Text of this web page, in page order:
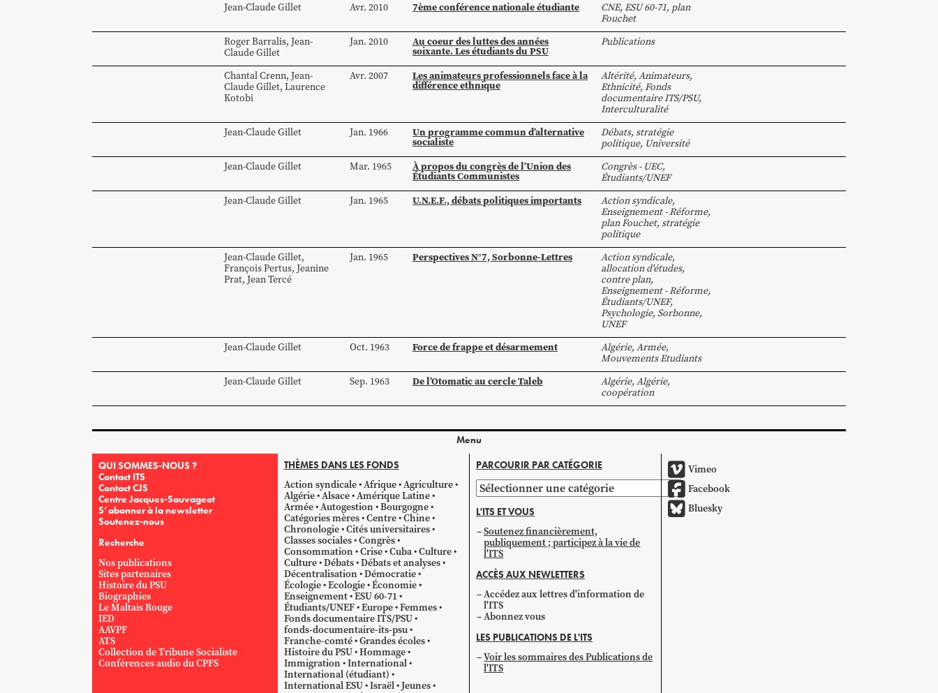
Jean-ClaudeGillet Avr. 2010 7ème conférence nationale étudiante CNE, ESU 60-71, plan
Fouchet
RogerBarralis, Jean-
ClaudeGillet
Jan. 2010 Au coeur des luttes des années
soixante. Les étudiants du PSU
Publications
ChantalCrenn, Jean-
ClaudeGillet, Laurence
Kotobi
Avr. 2007 Les animateurs professionnels face à la
différence ethnique
Altérité, Animateurs,
Ethnicité, Fonds
documentaire ITS/PSU,
Interculturalité
Jean-ClaudeGillet Jan. 1966 Un programme commun d’alternative
socialiste
Débats, stratégie
politique, Université
Jean-ClaudeGillet Mar. 1965 À propos du congrès de l’Union des
Étudiants Communistes
Congrès - UEC,
Étudiants/UNEF
Jean-ClaudeGillet Jan. 1965 U.N.E.F., débats politiques importants Action syndicale,
Enseignement - Réforme,
plan Fouchet, stratégie
politique
Jean-ClaudeGillet,
FrançoisPertus, Jeanine
Prat, JeanTercé
Jan. 1965 Perspectives N°7, Sorbonne-Lettres Action syndicale,
allocation d'études,
contre plan,
Enseignement - Réforme,
Étudiants/UNEF,
Psychologie, Sorbonne,
UNEF
Jean-ClaudeGillet Oct. 1963 Force de frappe et désarmement Algérie, Armée,
Mouvements Etudiants
Jean-ClaudeGillet Sep. 1963 De l’Otomatic au cercle Taleb Algérie, Algérie,
coopération
Menu
QUI SOMMES-NOUS ?
Contact ITS
Contact CJS
Centre Jacques-Sauvageot
S’abonner à la newsletter
Soutenez-nous
Recherche
Nos publications
Sites partenaires
Histoire du PSU
Biographies
Le Maltais Rouge
IED
AAVPF
ATS
Collection de Tribune Socialiste
Conférences audio du CPFS
THÈMES DANS LES FONDS
Action syndicale Afrique Agriculture
Algérie Alsace Amérique Latine
Armée Autogestion Bourgogne
Catégories mères Centre Chine
Chronologie Cités universitaires
Classes sociales Congrès
Consommation Crise Cuba Culture
Culture Débats Débats et analyses
Décentralisation Démocratie
Écologie Ecologie Économie
Enseignement ESU 60-71
Étudiants/UNEF Europe Femmes
Fonds documentaire ITS/PSU
fonds-documentaire-its-psu
Franche-comté Grandes écoles
Histoire du PSU Hommage
Immigration International
International (étudiant)
International ESU Israël Jeunes
PARCOURIR PAR CATÉGORIE
Parcourir
par
catégorie
L'ITS ET VOUS
Soutenez financièrement,
publiquement ; participez à la vie de
l'ITS
ACCÈS AUX NEWLETTERS
Accédez aux lettres d'information de
l'ITS
Abonnez vous
LES PUBLICATIONS DE L'ITS
Voir les sommaires des Publications de
l'ITS
Vimeo
Facebook
Bluesky